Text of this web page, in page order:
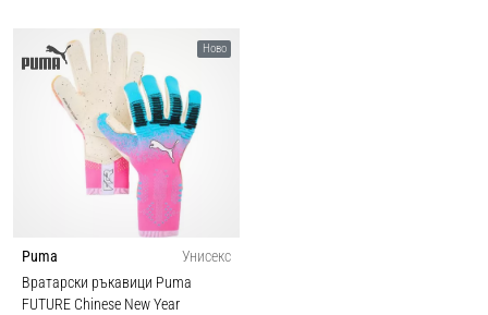
Ново
Puma
Унисекс
Вратарски ръкавици Puma
FUTURE Chinese New Year